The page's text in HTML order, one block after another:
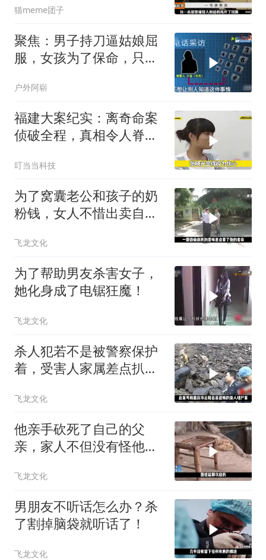
猫meme团子
聚焦：男子持刀逼姑娘屈
服，女孩为了保命，只能
户外阿崭
福建大案纪实：离奇命案
侦破全程，真相令人脊背
叮当当科技
为了窝囊老公和孩子的奶
粉钱，女人不惜出卖自己
飞龙文化
为了帮助男友杀害女子，
她化身成了电锯狂魔！
飞龙文化
杀人犯若不是被警察保护
着，受害人家属差点扒了
飞龙文化
他亲手砍死了自己的父
亲，家人不但没有怪他，
飞龙文化
男朋友不听话怎么办？杀
了割掉脑袋就听话了！
飞龙文化